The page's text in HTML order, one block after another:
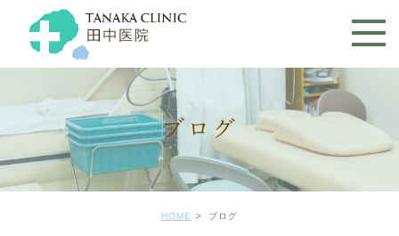
ブログ
HOME ブログ